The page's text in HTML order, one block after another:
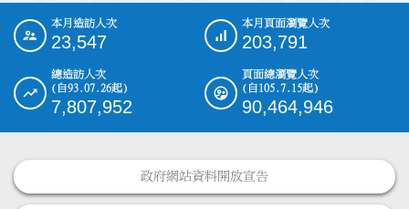
::: 本月造訪人次
23,547
本月頁面瀏覽人次
203,791
總造訪人次
(自93.07.26起)
7,807,952
頁面總瀏覽人次
(自105.7.15起)
90,464,946
政府網站資料開放宣告